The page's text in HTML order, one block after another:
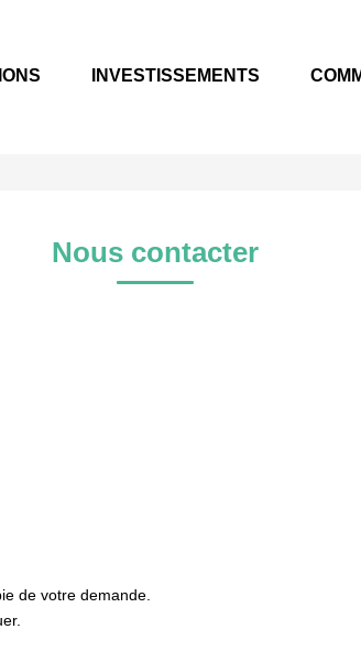
INVESTISSEMENTS
Nous contacter
de votre demande.